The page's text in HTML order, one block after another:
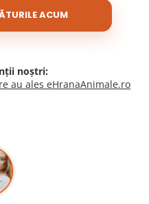
ACUM
noștri:
au ales eHranaAnimale.ro